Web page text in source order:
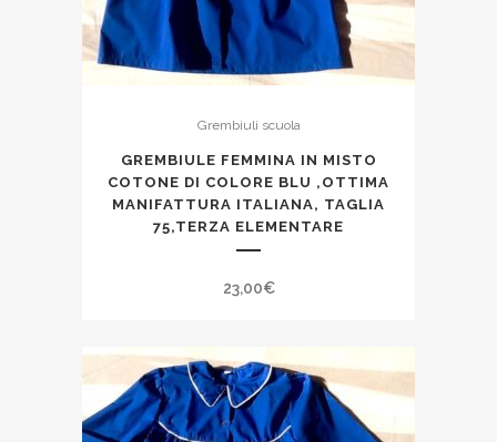
Grembiuli scuola
GREMBIULE FEMMINA IN MISTO
COTONE DI COLORE BLU ,OTTIMA
MANIFATTURA ITALIANA, TAGLIA
75,TERZA ELEMENTARE
23,00€